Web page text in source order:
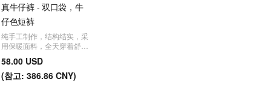
真牛仔裤 - 双口袋，牛
仔色短裤
纯手工制作，结构结实，采
用保暖面料，全天穿着舒
适。宽松版型，奶牛色短
裤。
58.00 USD
(참고: 386.86 CNY)